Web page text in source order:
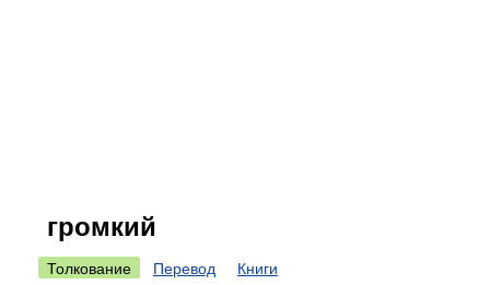
громкий
Толкование Перевод Книги